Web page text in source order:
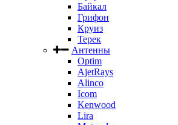
Байкал
Грифон
Круиз
Терек
Антенны
Optim
AjetRays
Alinco
Icom
Kenwood
Lira